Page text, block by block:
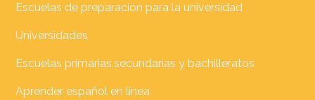
Escuelas de preparación para la universidad
Universidades
Escuelas primarias,secundarias y bachilleratos
Aprender español en línea